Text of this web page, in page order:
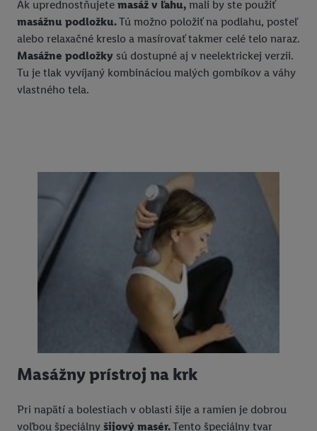
Ak uprednostňujete masáž v ľahu, mali by ste použiť
masážnu podložku.Tú možno položiť na podlahu, posteľ
alebo relaxačné kreslo a masírovať takmer celé telo naraz.
Masážne podložky sú dostupné aj v neelektrickej verzii.
Tu je tlak vyvíjaný kombináciou malých gombíkov a váhy
vlastného tela.
Masážny prístroj na krk
Pri napätí a bolestiach v oblasti šije a ramien je dobrou
voľbou špeciálny šijový masér.Tento špeciálny tvar